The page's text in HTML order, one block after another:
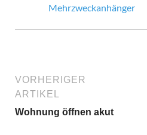
Mehrzweckanhänger
VORHERIGER
ARTIKEL
Wohnung öffnen akut